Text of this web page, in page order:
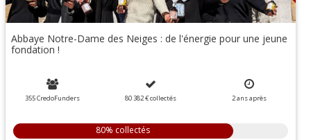
Abbaye Notre-Dame des Neiges : de l'énergie pour une jeune
fondation !
355 CredoFunders 80 382 €collectés 2ansaprès
80% collectés